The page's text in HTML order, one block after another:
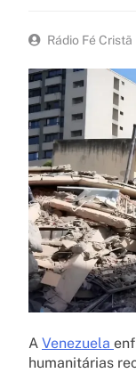
Rádio Fé Cristã
A Venezuela
humanitárias